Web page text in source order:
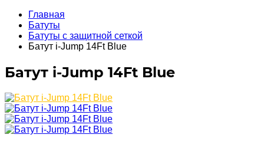
Главная
Батуты
Батуты с защитной сеткой
Батут i-Jump 14Ft Blue
Батут i-Jump 14Ft Blue